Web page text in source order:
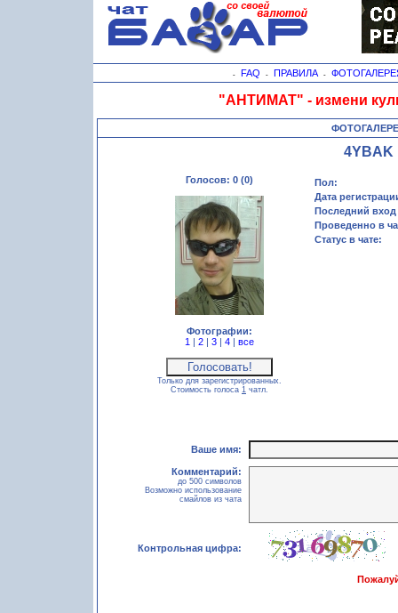
- FAQ - ПРАВИЛА-
"АНТИМАТ" - измени
4YBAK
Голосов: 0 (0)
Фотографии:
1 | 2 | 3 | 4 | все
Только для зарегистрированных.
Стоимость голоса 1 чатл.
Пол:
Дата
Последний вход
Проведенно в
Статус в чате:
Ваше имя:
Комментарий:
до 500 символов
Возможно использование
смайлов из чата
Контрольная цифра: